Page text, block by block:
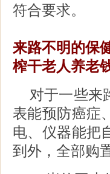
符合要求。
来路不明的保
榨干老人养老
对于一些来
表能预防癌症
电、仪器能把
到外，全部购